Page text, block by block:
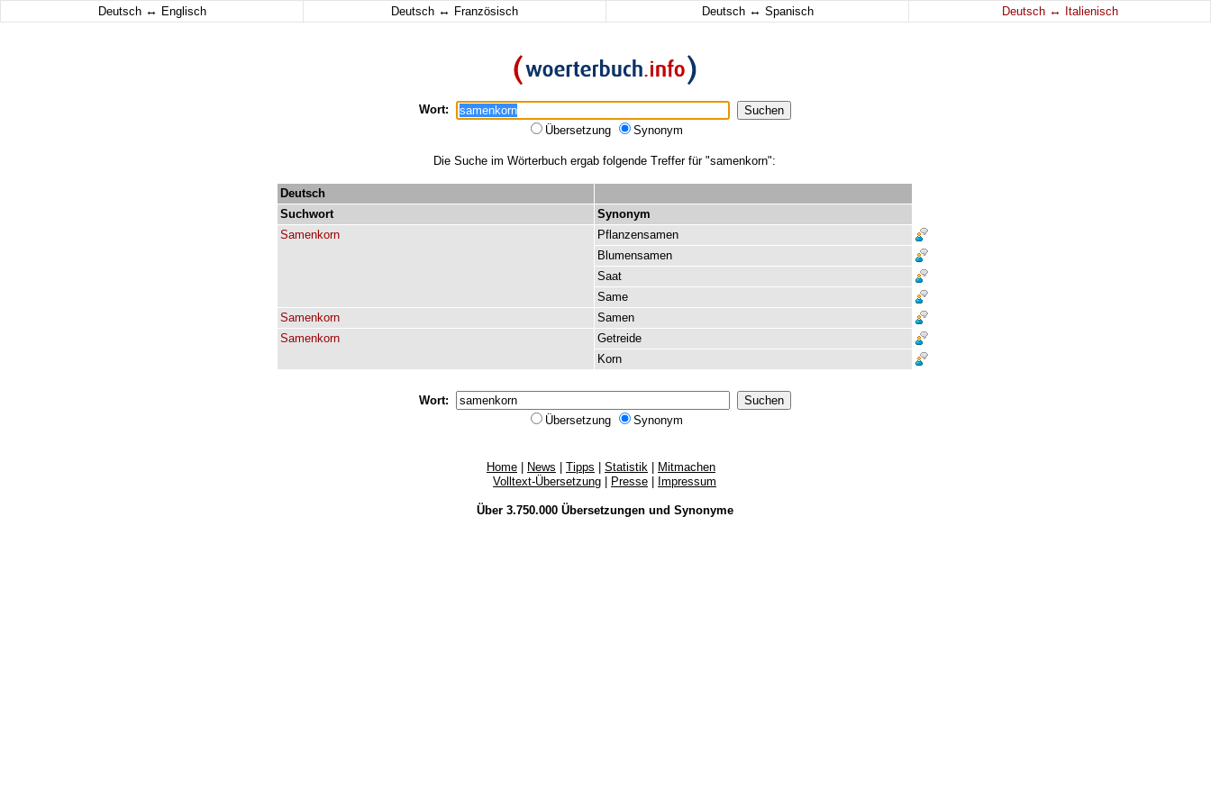
Deutsch ↔ Englisch Deutsch ↔ Französisch Deutsch ↔ Spanisch Deutsch ↔ Italienisch
Wort:
Übersetzung
Synonym
Die Suche im Wörterbuch ergab folgende Treffer für "samenkorn":
Deutsch
Suchwort
Synonym
Samenkorn
Pflanzensamen
Blumensamen
Saat
Same
Samenkorn
Samen
Samenkorn
Getreide
Korn
Wort:
Übersetzung
Synonym
Home News Tipps Statistik
Mitmachen
Volltext-Übersetzung
Presse Impressum
Über 3.750.000 Übersetzungenund Synonyme